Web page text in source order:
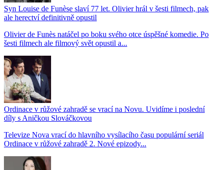
Syn Louise de Funèse slaví 77 let. Olivier hrál v šesti filmech, pak
ale herectví definitivně opustil
Olivier de Funès natáčel po boku svého otce úspěšné komedie. Po
šesti filmech ale filmový svět opustil a...
Ordinace v růžové zahradě se vrací na Novu. Uvidíme i poslední
díly s Aničkou Slováčkovou
Televize Nova vrací do hlavního vysílacího času populární seriál
Ordinace v růžové zahradě 2. Nové epizody...